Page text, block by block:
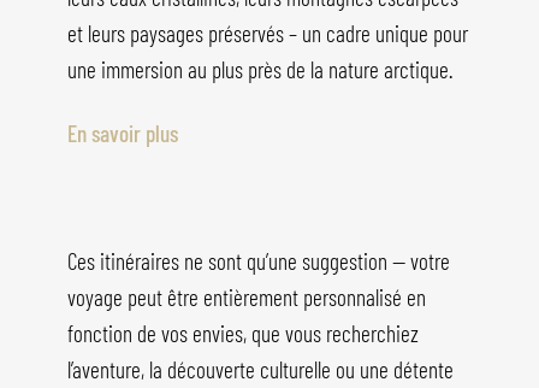
et leurs paysages préservés – un cadre unique pour
une immersion au plus près de la nature arctique.
En savoir plus
Ces itinéraires ne sont qu’une suggestion — votre
voyage peut être entièrement personnalisé en
fonction de vos envies, que vous recherchiez
l’aventure, la découverte culturelle ou une détente